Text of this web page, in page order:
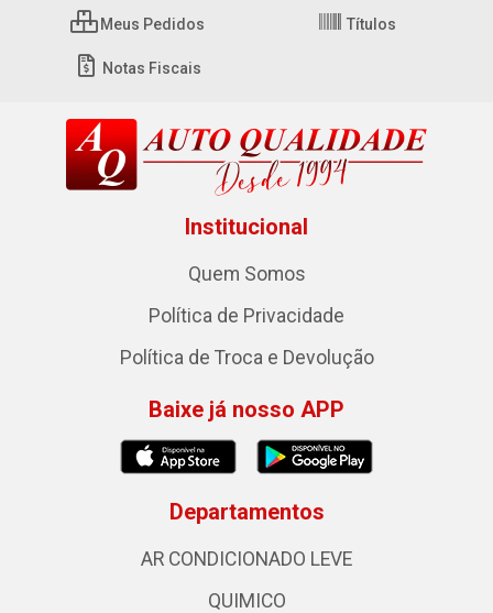
Meus Pedidos Títulos
Notas Fiscais
Institucional
Quem Somos
Política de Privacidade
Política de Troca e Devolução
Baixe já nosso APP
Departamentos
AR CONDICIONADO LEVE
QUIMICO